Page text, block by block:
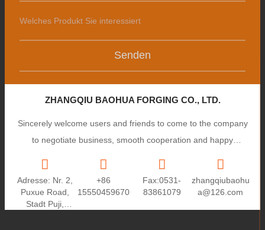
Senden
ZHANGQIU BAOHUA FORGING CO., LTD.
Sincerely welcome users and friends to come to the company
to negotiate business, smooth cooperation and happy
Adresse: Nr. 2,
Puxue Road,
Stadt Puji,
+86
15550459670
Fax:0531-
83861079
zhangqiubaohu
a@126.com